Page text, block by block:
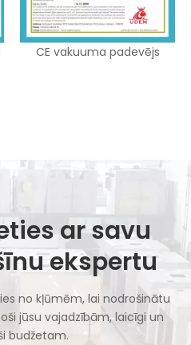
CE vakuuma padevējs
ar savu
ekspertu
no kļūmēm, lai nodrošinātu
jūsu vajadzībām, laicīgi un
budžetam.